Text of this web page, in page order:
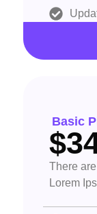
Basic
There
Lorem